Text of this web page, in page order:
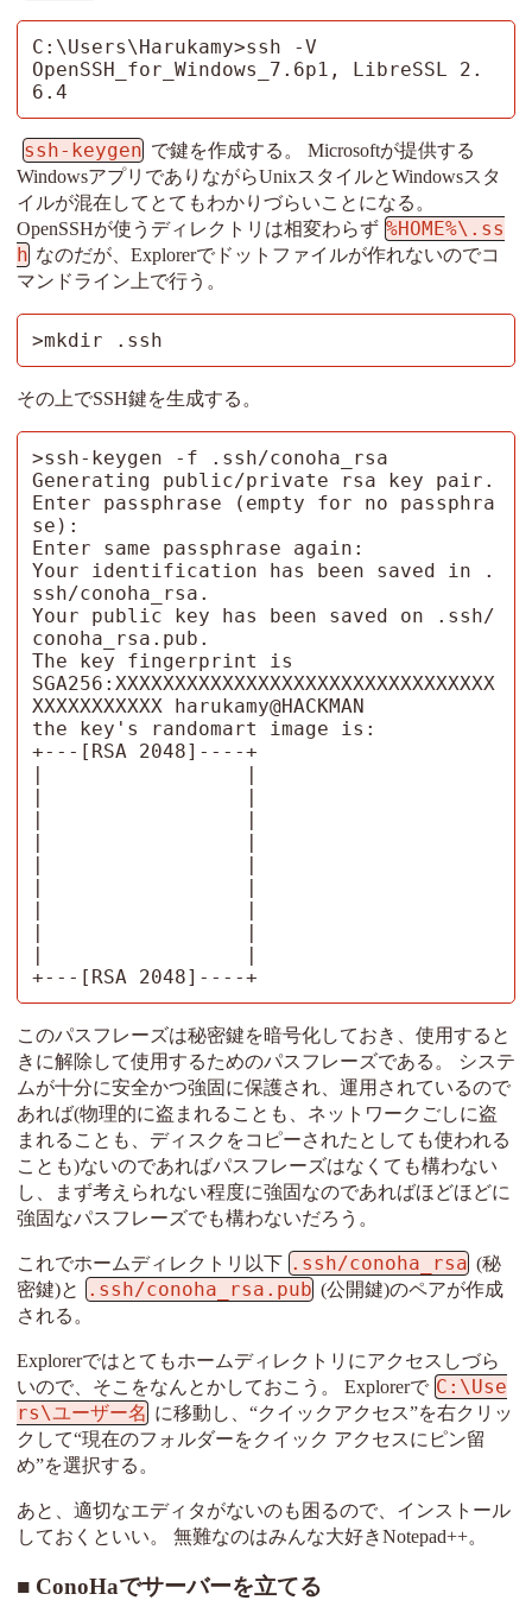
C:\Users\Harukamy>ssh -V
OpenSSH_for_Windows_7.6p1, LibreSSL 2.
6.4
ssh-keygen で鍵を作成する。 Microsoftが提供する
WindowsアプリでありながらUnixスタイルとWindowsスタ
イルが混在してとてもわかりづらいことになる。
OpenSSHが使うディレクトリは相変わらず %HOME%\.ss
h なのだが、Explorerでドットファイルが作れないのでコ
マンドライン上で行う。
>mkdir .ssh
その上でSSH鍵を生成する。
>ssh-keygen -f .ssh/conoha_rsa
Generating public/private rsa key pair.
Enter passphrase (empty for no passphra
se):
Enter same passphrase again:
Your identification has been saved in .
ssh/conoha_rsa.
Your public key has been saved on .ssh/
conoha_rsa.pub.
The key fingerprint is
SGA256:XXXXXXXXXXXXXXXXXXXXXXXXXXXXXXXX
XXXXXXXXXXX harukamy@HACKMAN
the key's randomart image is:
+---[RSA 2048]----+
|                 |
|                 |
|                 |
|                 |
|                 |
|                 |
|                 |
|                 |
|                 |
+---[RSA 2048]----+
このパスフレーズは秘密鍵を暗号化しておき、使用すると
きに解除して使用するためのパスフレーズである。 システ
ムが十分に安全かつ強固に保護され、運用されているので
あれば(物理的に盗まれることも、ネットワークごしに盗
まれることも、ディスクをコピーされたとしても使われる
ことも)ないのであればパスフレーズはなくても構わない
し、まず考えられない程度に強固なのであればほどほどに
強固なパスフレーズでも構わないだろう。
これでホームディレクトリ以下 .ssh/conoha_rsa (秘
密鍵)と .ssh/conoha_rsa.pub (公開鍵)のペアが作成
される。
Explorerではとてもホームディレクトリにアクセスしづら
いので、そこをなんとかしておこう。 Explorerで C:\Use
rs\ユーザー名 に移動し、“クイックアクセス”を右クリッ
クして“現在のフォルダーをクイック アクセスにピン留
め”を選択する。
あと、適切なエディタがないのも困るので、インストール
しておくといい。 無難なのはみんな大好きNotepad++。
ConoHaでサーバーを立てる